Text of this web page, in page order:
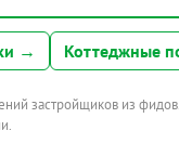
→ Коттеджные
застройщиков из